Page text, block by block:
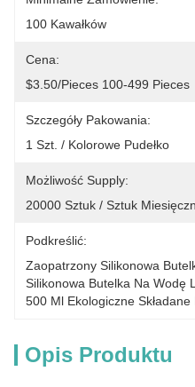
100 Kawałków
Cena:
$3.50/pieces 100-499 Pieces
Szczegóły Pakowania:
1 Szt. / Kolorowe Pudełko
Możliwość Supply:
20000 Sztuk / Sztuk
Podkreślić:
Zaopatrzony Silikonowa
Silikonowa Butelka Na Wodę
500 Ml Ekologiczne
Opis Produktu